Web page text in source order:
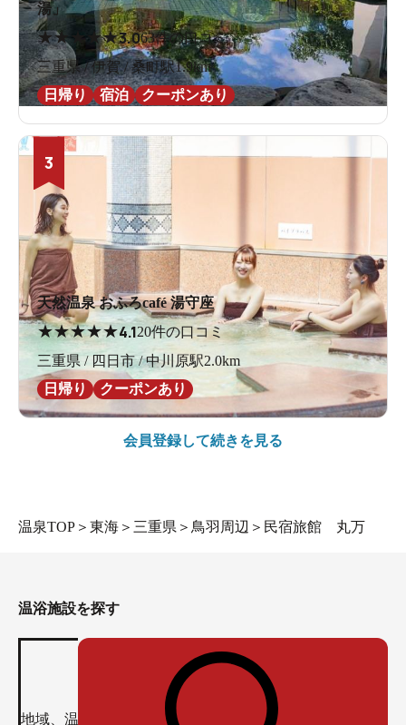
湯」
★★ ★★★3.063件の口コミ
三重県 / 伊賀 / 桑町駅1.9km
日帰り
宿泊 クーポンあり
3
天然温泉 おふろcafé 湯守座
★★★★★4.120件の口コミ
三重県 / 四日市 / 中川原駅2.0km
日帰り
クーポンあり
会員登録して続きを見る
温泉TOP ＞ 東海 ＞ 三重県 ＞ 鳥羽周辺 ＞ 民宿旅館 丸万
温浴施設を探す